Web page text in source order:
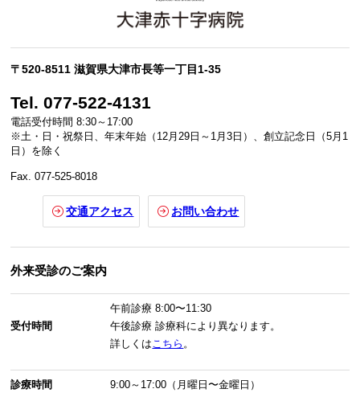
〒520-8511 滋賀県大津市長等一丁目1-35
Tel. 077-522-4131
電話受付時間 8:30～17:00
※土・日・祝祭日、年末年始（12月29日～1月3日）、創立記念日（5月1
日）を除く
Fax. 077-525-8018
交通アクセス お問い合わせ
外来受診のご案内
受付時間
午前診療8:00〜11:30
午後診療診療科により異なります。
詳しくはこちら 。
診療時間 9:00～17:00（月曜日〜金曜日）